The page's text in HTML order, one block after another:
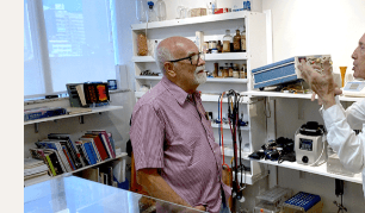
Prof.
Fausto
Edmundo
Pereira